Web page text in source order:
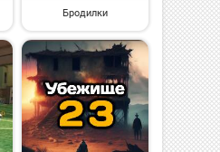
Бродилки